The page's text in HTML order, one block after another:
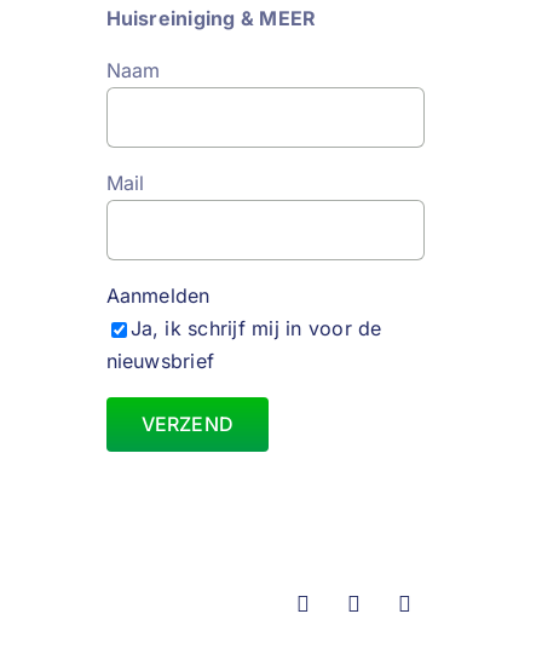
Huisreiniging & MEER
Naam
Mail
Aanmelden
Ja, ik schrijf mij in voor de
nieuwsbrief
InstagramYouTubeVimeo